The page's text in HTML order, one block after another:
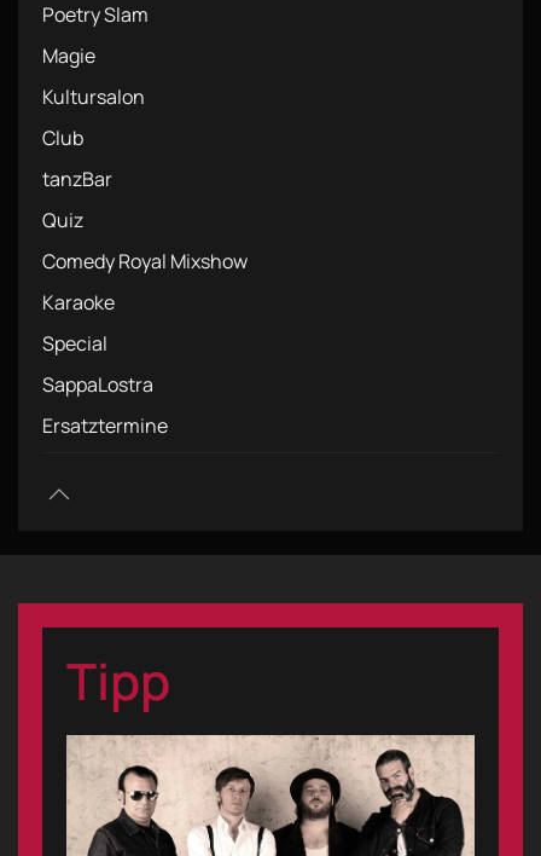
Poetry Slam
Magie
Kultursalon
Club
tanzBar
Quiz
Comedy Royal Mixshow
Karaoke
Special
SappaLostra
Ersatztermine
Tipp